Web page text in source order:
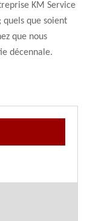
KM Service
quels que soient
que nous
décennale.